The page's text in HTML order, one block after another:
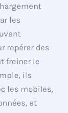
les
repérer des
freiner le
ils
les mobiles,
et